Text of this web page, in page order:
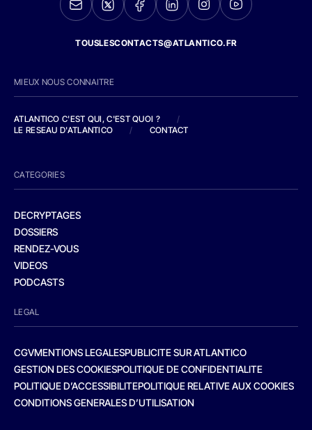
TOUSLESCONTACTS@ATLANTICO.FR
MIEUX NOUS CONNAITRE
ATLANTICO C'EST QUI, C'EST QUOI ?
/
LE RESEAU D'ATLANTICO
/ CONTACT
CATEGORIES
DECRYPTAGES
DOSSIERS
RENDEZ-VOUS
VIDEOS
PODCASTS
LEGAL
CGVMENTIONS LEGALESPUBLICITE SUR ATLANTICO
GESTION DES COOKIESPOLITIQUE DE CONFIDENTIALITE
POLITIQUE D’ACCESSIBILITEPOLITIQUE RELATIVE AUX COOKIES
CONDITIONS GENERALES D’UTILISATION